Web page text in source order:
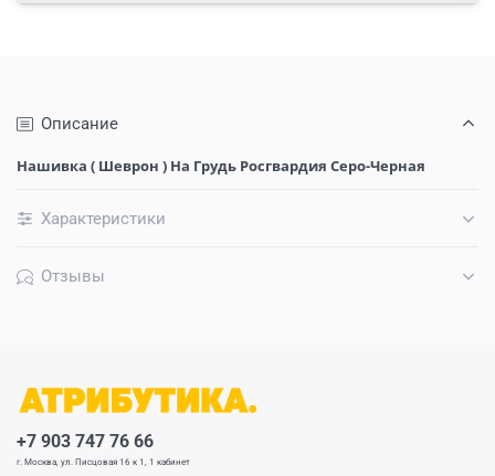
Описание
Нашивка ( Шеврон ) На Грудь Росгвардия Серо-Черная
Характеристики
Отзывы
+7 903 747 76 66
г. Москва, ул. Писцовая 16 к 1, 1 кабинет